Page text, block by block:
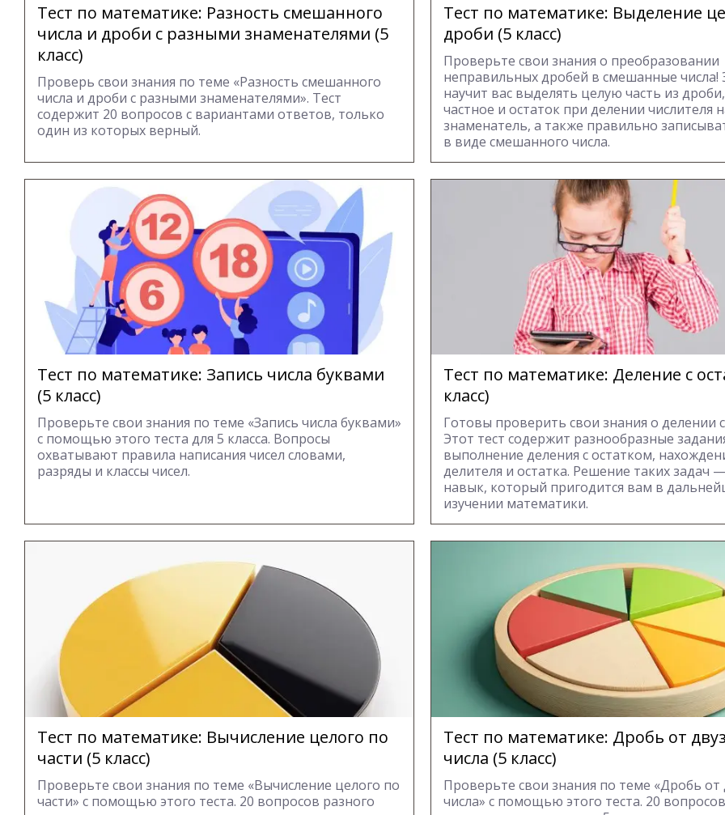
Тест по математике: Разность смешанного
числа и дроби с разными знаменателями (5
класс)
Проверь свои знания по теме «Разность смешанного
числа и дроби с разными знаменателями». Тест
содержит 20 вопросов с вариантами ответов, только
один из которых верный.
Тест по математике: Выделение
дроби (5 класс)
Проверьте свои знания о преобразовании
неправильных дробей в смешанные числа!
научит вас выделять целую часть из
частное и остаток при делении числителя
знаменатель, а также правильно
в виде смешанного числа.
Тест по математике: Запись числа буквами
(5 класс)
Проверьте свои знания по теме «Запись числа буквами»
с помощью этого теста для 5 класса. Вопросы
охватывают правила написания чисел словами,
разряды и классы чисел.
Тест по математике: Деление с
класс)
Готовы проверить свои знания о делении
Этот тест содержит разнообразные
выполнение деления с остатком,
делителя и остатка. Решение таких задач
навык, который пригодится вам в
изучении математики.
Тест по математике: Вычисление целого по
части (5 класс)
Проверьте свои знания по теме «Вычисление целого по
части» с помощью этого теста. 20 вопросов разного
Тест по математике: Дробь от
числа (5 класс)
Проверьте свои знания по теме «Дробь от
числа» с помощью этого теста. 20